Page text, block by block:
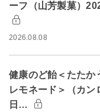
ーフ（山芳製菓）
2026.08.08
健康のど飴＜たた
レモネード＞（カン
日…